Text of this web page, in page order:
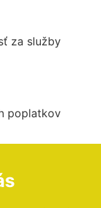
za služby
poplatkov